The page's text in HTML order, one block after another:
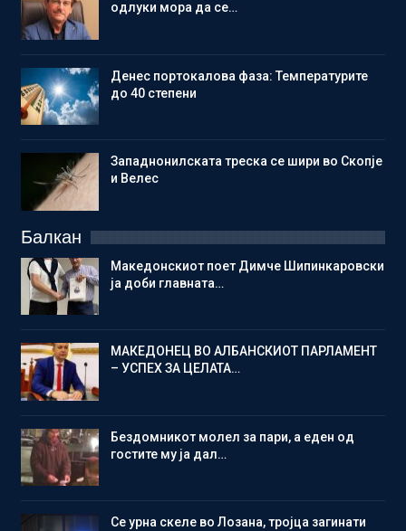
одлуки мора да се…
Денес портокалова фаза: Температурите
до 40 степени
Западнонилската треска се шири во Скопје
и Велес
Балкан
Македонскиот поет Димче Шипинкаровски
ја доби главната…
МАКЕДОНЕЦ ВО АЛБАНСКИОТ ПАРЛАМЕНТ
– УСПЕХ ЗА ЦЕЛАТА…
Бездомникот молел за пари, а еден од
гостите му ја дал…
Се урна скеле во Лозана, тројца загинати